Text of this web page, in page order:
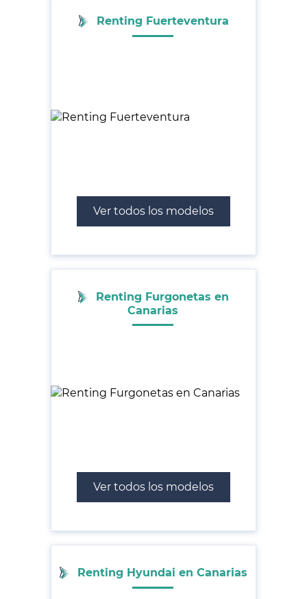
Renting Fuerteventura
Ver todos los modelos
Renting Furgonetas en
Canarias
Ver todos los modelos
Renting Hyundai en Canarias